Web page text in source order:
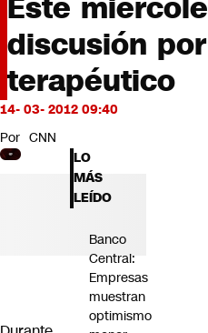
Programas completos
Cultura
Servicios
Bits
CNN Data
CNN tiempo
Futuro 360
Opinión
Este
discusión
terapéutico
14- 03- 2012 09:40
Por CNN
LO
MÁS
LEÍDO
Banco
Central:
Empresas
muestran
optimismo